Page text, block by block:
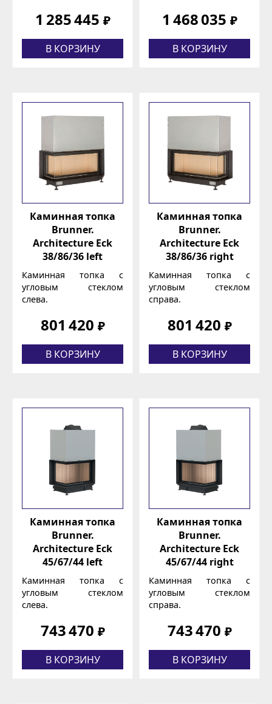
1 285 445 ₽
В КОРЗИНУ
1 468 035 ₽
В КОРЗИНУ
Каминная топка
Brunner.
Architecture Eck
38/86/36 left
Каминная топка с
угловым стеклом
слева.
801 420 ₽
В КОРЗИНУ
Каминная топка
Brunner.
Architecture Eck
38/86/36 right
Каминная топка с
угловым стеклом
справа.
801 420 ₽
В КОРЗИНУ
Каминная топка
Brunner.
Architecture Eck
45/67/44 left
Каминная топка с
угловым стеклом
слева.
743 470 ₽
В КОРЗИНУ
Каминная топка
Brunner.
Architecture Eck
45/67/44 right
Каминная топка с
угловым стеклом
справа.
743 470 ₽
В КОРЗИНУ